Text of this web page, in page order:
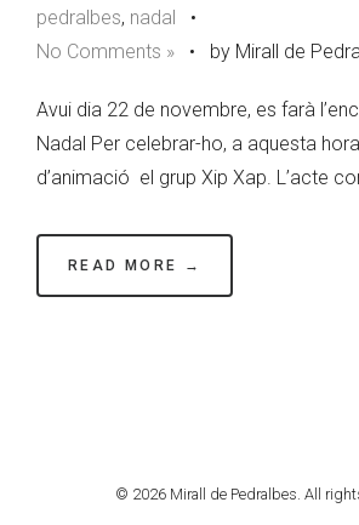
pedralbes, nadal
•
No Comments » • by Mirall de
Avui dia 22 de novembre, es farà
Nadal Per celebrar-ho, a aquesta
d’animació el grup Xip Xap. L’acte
READ MORE →
© 2026 Mirall de Pedralbes. All